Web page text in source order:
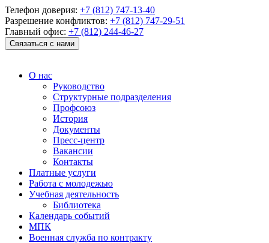
Телефон доверия: +7 (812) 747-13-40
Разрешение конфликтов: +7 (812) 747-29-51
Главный офис: +7 (812) 244-46-27
Связаться с нами
О нас
Руководство
Структурные подразделения
Профсоюз
История
Документы
Пресс-центр
Вакансии
Контакты
Платные услуги
Работа с молодежью
Учебная деятельность
Библиотека
Календарь событий
МПК
Военная служба по контракту